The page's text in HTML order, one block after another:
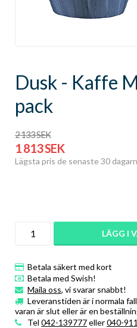
Dusk - Kaffe
pack
2 133 SEK
1 813 SEK
Lägsta pris de senaste 30
LÄGG I
Betala säkert med kort
Betala med Swish!
Maila oss, vi svarar snabbt!
Leveranstiden är i normala
varan är slut eller är en
Tel 042-139777eller040-